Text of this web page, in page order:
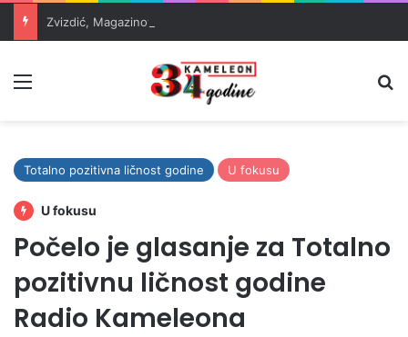
Totalno pozitivna ličnost godine U fokusu
U fokusu
Počelo je glasanje za Totalno
pozitivnu ličnost godine
Radio Kameleona